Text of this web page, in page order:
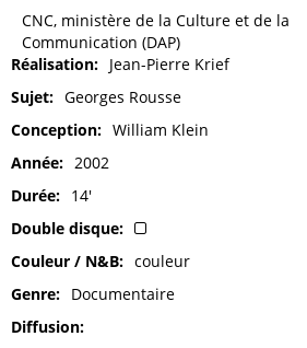
CNC, ministère de la Culture et de la
Communication (DAP)
Réalisation
Jean-Pierre Krief
Sujet
Georges Rousse
Conception
William Klein
Année
2002
Durée
14'
Double disque
Couleur / N&B
couleur
Genre
Documentaire
Diffusion